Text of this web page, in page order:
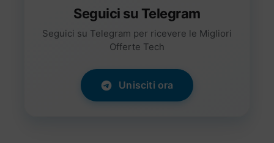
Seguici su Telegram
Seguici su Telegram per ricevere le Migliori
Offerte Tech
Unisciti ora